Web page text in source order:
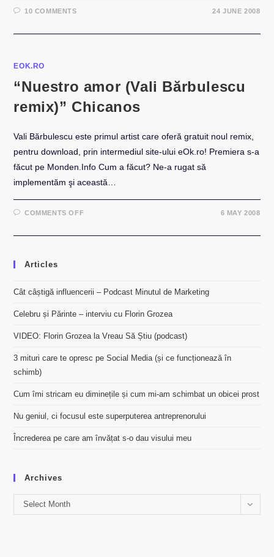
10 COMMENTS 24 JUNE 2008
EOK.RO
“Nuestro amor (Vali Bărbulescu
remix)” Chicanos
Vali Bărbulescu este primul artist care oferă gratuit noul remix,
pentru download, prin intermediul site-ului eOk.ro! Premiera s-a
făcut pe Monden.Info Cum a făcut? Ne-a rugat să
implementăm şi această…
COMMENTS OFFON
(VALI
6 MAY 2008
Articles
Cât câștigă influencerii – Podcast Minutul de Marketing
Celebru și Părinte – interviu cu Florin Grozea
VIDEO: Florin Grozea la Vreau Să Știu (podcast)
3 mituri care te opresc pe Social Media (și ce funcționează în
schimb)
Cum îmi stricam eu diminețile și cum mi-am schimbat un obicei prost
Nu geniul, ci focusul este superputerea antreprenorului
Încrederea pe care am învățat s-o dau visului meu
Archives
Archives
Select Month